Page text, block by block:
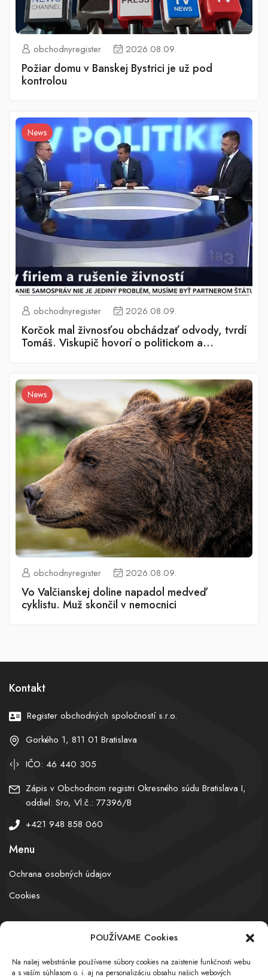
POUŽÍVAME Cookies
Na našej webstránke používame súbory cookies na zaistenie funkčnosti webu
a s vaším súhlasom o. i. aj na personalizáciu obsahu našich webových
obchodnyregister 2026.08.09.
Požiar domu v Banskej Bystrici je už pod
kontrolou
News
obchodnyregister 2026.08.09.
Korčok mal živnosťou obchádzať odvody, tvrdí
Tomáš. Viskupič hovorí o politickom a
News
obchodnyregister 2026.08.09.
Vo Valčianskej doline napadol medveď
cyklistu. Muž skončil v nemocnici
Kontakt
Register obchodných spoločností s.r.o.
Gorkého 1, 811 01 Bratislava
IČO: 46 440 305
Zápis v Obchodnom registri Okresného súdu Bratislava I,
oddiel: Sro, Vl.č.: 77396/B
+421 948 858 060
Menu
Ochrana osobných údajov
Cookies